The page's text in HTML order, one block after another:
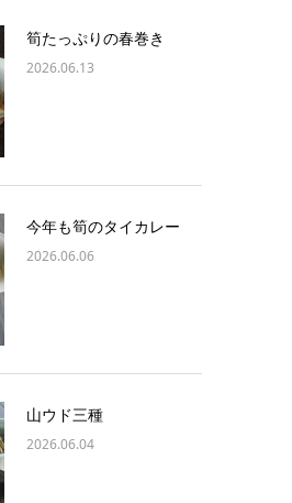
筍たっぷりの春巻き
2026.06.13
今年も筍のタイカレー
2026.06.06
山ウド三種
2026.06.04